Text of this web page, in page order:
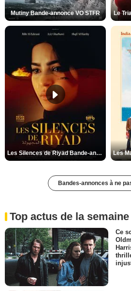
Mutiny Bande-annonce VO STFR Le
Les Silences de Riyad Bande-annonce VO STFR
Bandes-annonces à ne
Top actus de la semaine
Ce